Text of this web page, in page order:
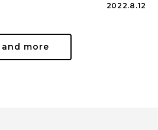
2022.8.12
and more